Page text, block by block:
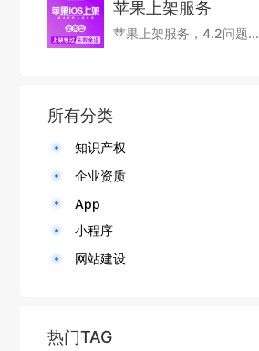
苹果上架服务
苹果上架服务，4.2问题...
所有分类
知识产权
企业资质
App
小程序
网站建设
热门TAG